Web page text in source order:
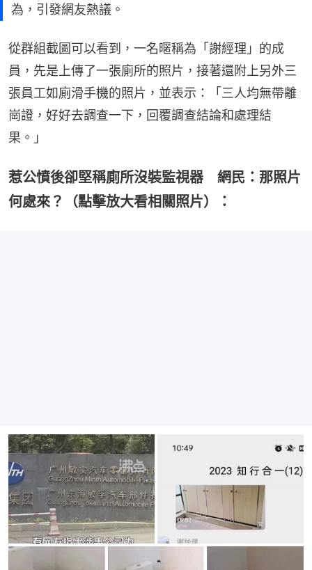
為，引發網友熱議。
從群組截圖可以看到，一名暱稱為「謝經理」的成
員，先是上傳了一張廁所的照片，接著還附上另外三
張員工如廁滑手機的照片，並表示：「三人均無帶離
崗證，好好去調查一下，回覆調查結論和處理結
果。」
惹公憤後卻堅稱廁所沒裝監視器 網民：那照片
何處來？（點擊放大看相關照片）：